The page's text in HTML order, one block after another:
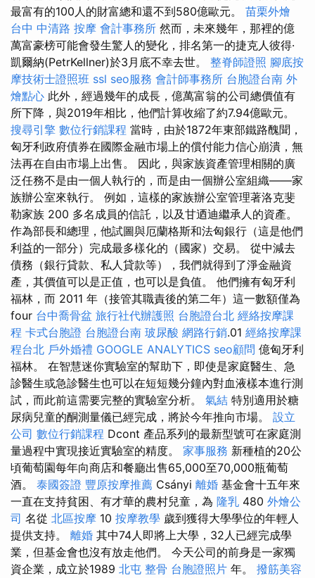
最富有的100人的財富總和還不到580億歐元。 苗栗外燴
台中 中清路 按摩 會計事務所 然而，未來幾年，那裡的億
萬富豪榜可能會發生驚人的變化，排名第一的捷克人彼得·
凱爾納(PetrKellner)於3月底不幸去世。 整脊師證照 腳底按
摩技術士證照班 ssl seo服務 會計師事務所 台胞證台南 外
燴點心 此外，經過幾年的成長，億萬富翁的公司總價值有
所下降，與2019年相比，他們計算收縮了約7.94億歐元。
搜尋引擎 數位行銷課程 當時，由於1872年東部鐵路醜聞，
匈牙利政府債券在國際金融市場上的償付能力信心崩潰，無
法再在自由市場上出售。 因此，與家族資產管理相關的廣
泛任務不是由一個人執行的，而是由一個辦公室組織——家
族辦公室來執行。 例如，這樣的家族辦公室管理著洛克斐
勒家族 200 多名成員的信託，以及甘迺迪繼承人的資產。
作為部長和總理，他試圖與厄蘭格斯和法匈銀行（這是他們
利益的一部分）完成最多樣化的（國家）交易。 從中減去
債務（銀行貸款、私人貸款等），我們就得到了淨金融資
產，其價值可以是正值，也可以是負值。 他們擁有匈牙利
福林，而 2011 年（接管其職責後的第二年）這一數額僅為
four 台中喬骨盆 旅行社代辦護照 台胞證台北 經絡按摩課
程 卡式台胞證 台胞證台南 玻尿酸 網路行銷.01 經絡按摩課
程台北 戶外婚禮 GOOGLE ANALYTICS seo顧問 億匈牙利
福林。 在智慧迷你實驗室的幫助下，即使是家庭醫生、急
診醫生或急診醫生也可以在短短幾分鐘內對血液樣本進行測
試，而此前這需要完整的實驗室分析。 氣結 特別適用於糖
尿病兒童的酮測量儀已經完成，將於今年推向市場。 設立
公司 數位行銷課程 Dcont 產品系列的最新型號可在家庭測
量過程中實現接近實驗室的精度。 家事服務 新種植的20公
頃葡萄園每年向商店和餐廳出售65,000至70,000瓶葡萄
酒。 泰國簽證 豐原按摩推薦 Csányi 離婚 基金會十五年來
一直在支持貧困、有才華的農村兒童，為 隆乳 480 外燴公
司 名從 北區按摩 10 按摩教學 歲到獲得大學學位的年輕人
提供支持。 離婚 其中74人即將上大學，32人已經完成學
業，但基金會也沒有放走他們。 今天公司的前身是一家獨
資企業，成立於1989 北屯 整骨 台胞證照片 年。 撥筋美容